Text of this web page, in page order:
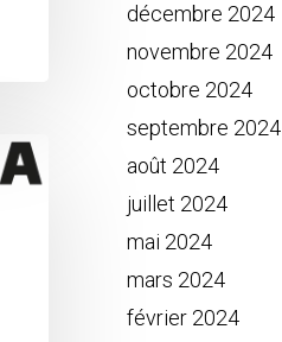
décembre 2024
novembre 2024
octobre 2024
septembre 2024
août 2024
juillet 2024
mai 2024
mars 2024
février 2024